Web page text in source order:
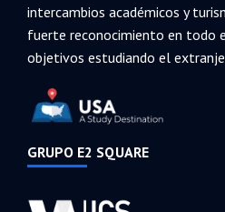
intercambios académicos y
fuerte reconocimiento en todo
objetivos estudiando el
GRUPO E2 SQUARE